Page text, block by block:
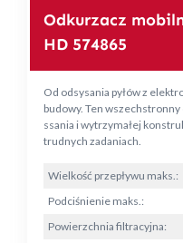
Odkurzacz
HD 574865
Od odsysania pyłów z
budowy. Ten
ssania i wytrzymałej
trudnych zadaniach.
Wielkość przepływu maks.:
Podciśnienie maks.:
Powierzchnia filtracyjna: